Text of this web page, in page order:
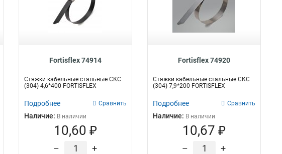
Fortisflex 74914
Стяжки кабельные стальные СКС
(304) 4,6*400 FORTISFLEX
Подробнее Сравнить
Наличие: В наличии
10,60 ₽
– +
Fortisflex 74920
Стяжки кабельные стальные СКС
(304) 7,9*200 FORTISFLEX
Подробнее Сравнить
Наличие: В наличии
10,67 ₽
– +